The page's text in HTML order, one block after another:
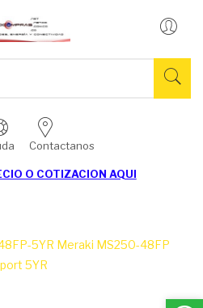
Contactanos
O COTIZACION AQUI
5YR Meraki MS250-48FP
5YR